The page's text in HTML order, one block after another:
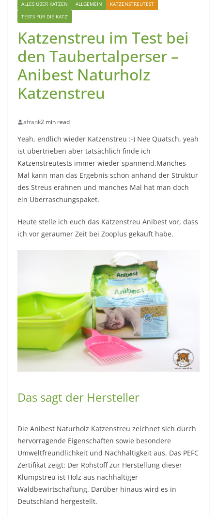
ALLES ÜBER KATZEN ALLGEMEIN
KATZENSTREUTEST
TESTS FÜR DIE KATZ'
Katzenstreu im Test bei
den Taubertalperser –
Anibest Naturholz
Katzenstreu
afrank2 min read
Yeah, endlich wieder Katzenstreu :-) Nee Quatsch, yeah
ist übertrieben aber tatsächlich finde ich
Katzenstreutests immer wieder spannend.Manches
Mal kann man das Ergebnis schon anhand der Struktur
des Streus erahnen und manches Mal hat man doch
ein Überraschungspaket.
Heute stelle ich euch das Katzenstreu Anibest vor, dass
ich vor geraumer Zeit bei Zooplus gekauft habe.
Das sagt der Hersteller
Die Anibest Naturholz Katzenstreu zeichnet sich durch
hervorragende Eigenschaften sowie besondere
Umweltfreundlichkeit und Nachhaltigkeit aus. Das PEFC
Zertifikat zeigt: Der Rohstoff zur Herstellung dieser
Klumpstreu ist Holz aus nachhaltiger
Waldbewirtschaftung. Darüber hinaus wird es in
Deutschland hergestellt.